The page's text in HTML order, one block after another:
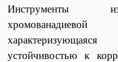
Инструменты
устойчивостью к